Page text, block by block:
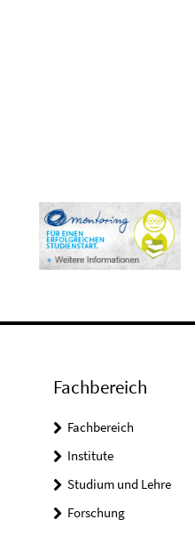
Fachbereich
Fachbereich
Institute
Studium und Lehre
Forschung